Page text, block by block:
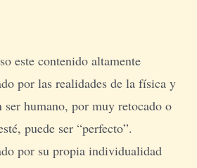
este contenido altamente
por las realidades de la física y
humano, por muy retocado o
puede ser “perfecto”.
por su propia individualidad